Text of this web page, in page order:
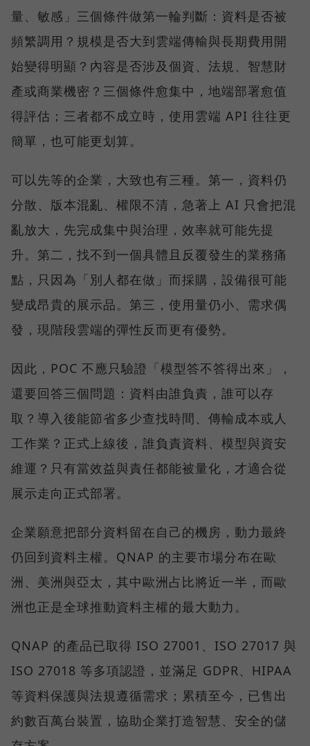
量、敏感」三個條件做第一輪判斷：資料是否被
頻繁調用？規模是否大到雲端傳輸與長期費用開
始變得明顯？內容是否涉及個資、法規、智慧財
產或商業機密？三個條件愈集中，地端部署愈值
得評估；三者都不成立時，使用雲端 API 往往更
簡單，也可能更划算。
可以先等的企業，大致也有三種。第一，資料仍
分散、版本混亂、權限不清，急著上 AI 只會把混
亂放大，先完成集中與治理，效率就可能先提
升。第二，找不到一個具體且反覆發生的業務痛
點，只因為「別人都在做」而採購，設備很可能
變成昂貴的展示品。第三，使用量仍小、需求偶
發，現階段雲端的彈性反而更有優勢。
因此，POC 不應只驗證「模型答不答得出來」，
還要回答三個問題：資料由誰負責，誰可以存
取？導入後能節省多少查找時間、傳輸成本或人
工作業？正式上線後，誰負責資料、模型與資安
維運？只有當效益與責任都能被量化，才適合從
展示走向正式部署。
企業願意把部分資料留在自己的機房，動力最終
仍回到資料主權。QNAP 的主要市場分布在歐
洲、美洲與亞太，其中歐洲占比將近一半，而歐
洲也正是全球推動資料主權的最大動力。
QNAP 的產品已取得 ISO 27001、ISO 27017 與
ISO 27018 等多項認證，並滿足 GDPR、HIPAA
等資料保護與法規遵循需求；累積至今，已售出
約數百萬台裝置，協助企業打造智慧、安全的儲